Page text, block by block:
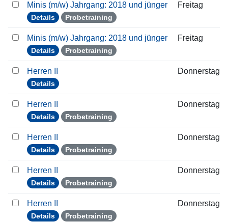
Minis (m/w) Jahrgang: 2018 und jünger
Details Probetraining
Freitag
Minis (m/w) Jahrgang: 2018 und jünger
Details Probetraining
Freitag
Herren II
Details
Donnerstag
Herren II
Details Probetraining
Donnerstag
Herren II
Details Probetraining
Donnerstag
Herren II
Details Probetraining
Donnerstag
Herren II
Details Probetraining
Donnerstag